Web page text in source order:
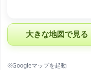
大きな地図で見る
※Googleマップを起動